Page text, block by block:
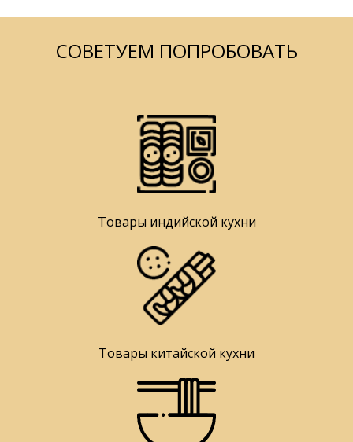
СОВЕТУЕМ ПОПРОБОВАТЬ
Товары индийской кухни
Товары китайской кухни